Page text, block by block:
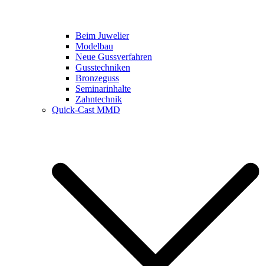
Beim Juwelier
Modelbau
Neue Gussverfahren
Gusstechniken
Bronzeguss
Seminarinhalte
Zahntechnik
Quick-Cast MMD